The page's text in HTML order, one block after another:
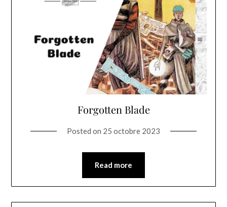
Forgotten Blade
Posted on 25 octobre 2023
Read more